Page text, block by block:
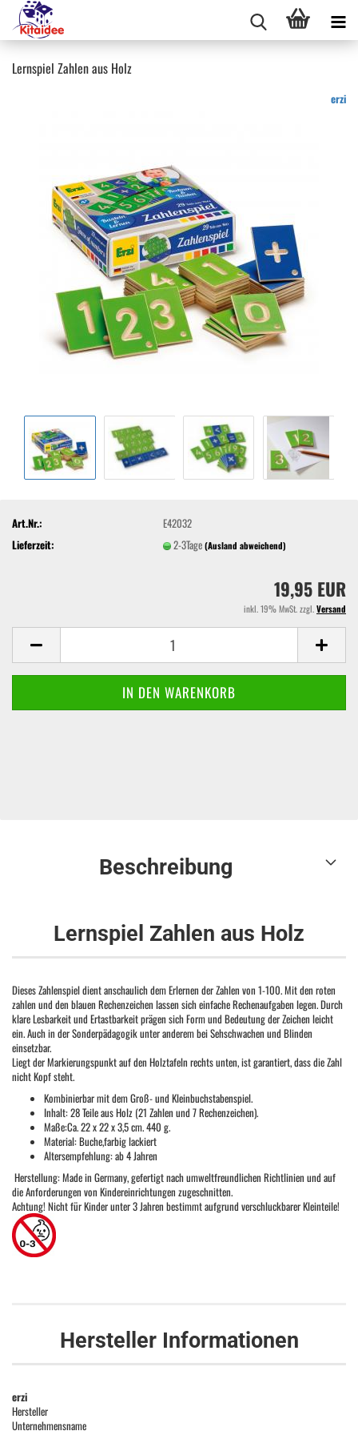
Lernspiel Zahlen aus Holz
erzi
Art.Nr.:
E42032
Lieferzeit:
2-3Tage(Ausland abweichend)
19,95 EUR
inkl. 19% MwSt. zzgl.Versand
Beschreibung
Lernspiel Zahlen aus Holz
Dieses Zahlenspiel dient anschaulich dem Erlernen der Zahlen von 1-100. Mit den roten
zahlen und den blauen Rechenzeichen lassen sich einfache Rechenaufgaben legen. Durch
klare Lesbarkeit und Ertastbarkeit prägen sich Form und Bedeutung der Zeichen leicht
ein. Auch in der Sonderpädagogik unter anderem bei Sehschwachen und Blinden
einsetzbar.
Liegt der Markierungspunkt auf den Holztafeln rechts unten, ist garantiert, dass die Zahl
nicht Kopf steht.
Kombinierbar mit dem Groß- und Kleinbuchstabenspiel.
Inhalt: 28 Teile aus Holz (21 Zahlen und 7 Rechenzeichen).
Maße:Ca. 22 x 22 x 3,5 cm. 440 g.
Material: Buche,farbig lackiert
Altersempfehlung: ab 4 Jahren
Herstellung: Made in Germany, gefertigt nach umweltfreundlichen Richtlinien und auf
die Anforderungen von Kindereinrichtungen zugeschnitten.
Achtung! Nicht für Kinder unter 3 Jahren bestimmt aufgrund verschluckbarer Kleinteile!
Hersteller Informationen
erzi
Hersteller
Unternehmensname